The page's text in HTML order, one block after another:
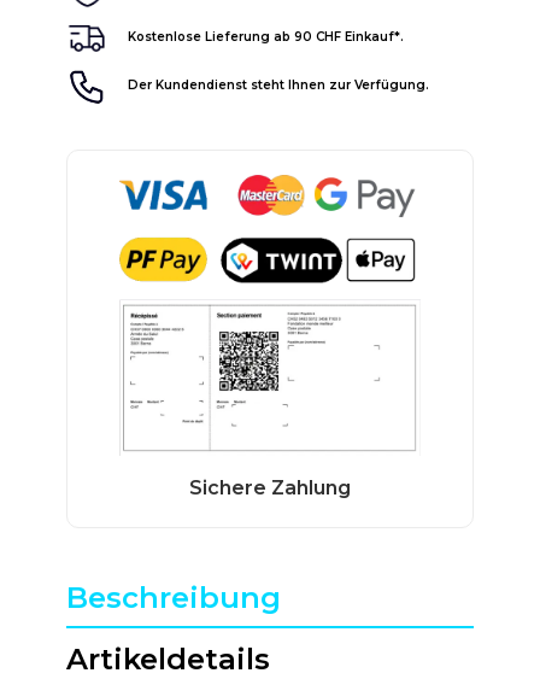
Kostenlose Lieferung ab 90 CHF Einkauf*.
Der Kundendienst steht Ihnen zur Verfügung.
Beschreibung
Artikeldetails